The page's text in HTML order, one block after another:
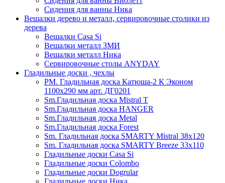
Сидения для ванны Ника
Вешалки дерево и металл, сервировочные столики из
дерева
Вешалки Casa Si
Вешалки металл ЗМИ
Вешалки металл Ника
Сервировочные столы ANYDAY
Гладильные доски , чехлы
PM. Гладильная доска Катюша-2 К Эконом
1100х290 мм арт. ДГ0201
Sm.Гладильная доска Mistral T
Sm.Гладильная доска HANGER
Sm.Гладильная доска Metal
Sm.Гладильная доска Forest
Sm. Гладильная доска SMARTY Mistral 38x120
Sm. Гладильная доска SMARTY Breeze 33х110
Гладильные доски Casa Si
Гладильные доски Colombo
Гладильные доски Dogrular
Гладильные доски Ника